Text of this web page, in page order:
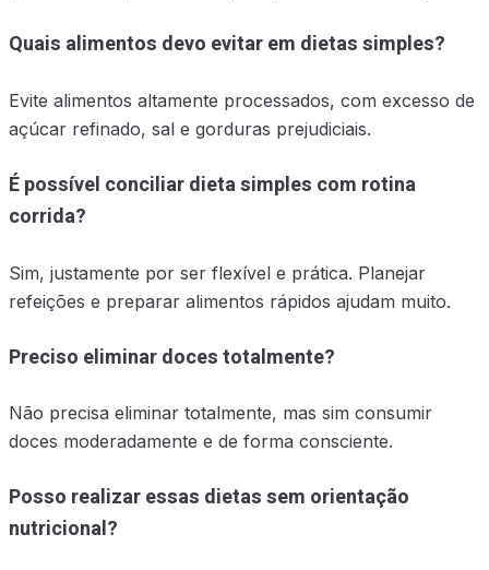
Quais alimentos devo evitar em dietas simples?
Evite alimentos altamente processados, com excesso de
açúcar refinado, sal e gorduras prejudiciais.
É possível conciliar dieta simples com rotina
corrida?
Sim, justamente por ser flexível e prática. Planejar
refeições e preparar alimentos rápidos ajudam muito.
Preciso eliminar doces totalmente?
Não precisa eliminar totalmente, mas sim consumir
doces moderadamente e de forma consciente.
Posso realizar essas dietas sem orientação
nutricional?